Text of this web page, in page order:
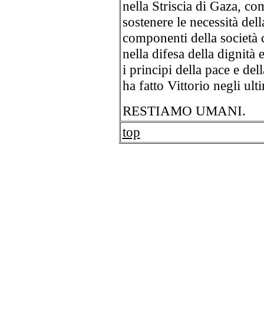
nella Striscia di Gaza,
sostenere le necessità
componenti della
nella difesa della dignità
i principi della pace e
ha fatto Vittorio negli
RESTIAMO UMANI.
top